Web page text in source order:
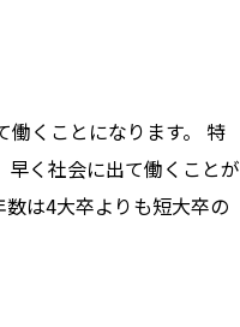
働くことになります。 特
く社会に出て働くことが
は4大卒よりも短大卒の